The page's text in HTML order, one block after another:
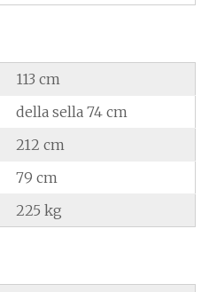
113 cm
della sella 74 cm
212 cm
79 cm
225 kg